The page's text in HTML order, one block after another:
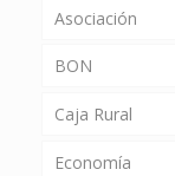
Asociación
BON
Caja Rural
Economía